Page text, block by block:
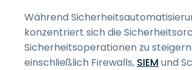
Während
konzentriert sich die
Sicherheitsoperationen zu
einschließlich Firewalls, SIEM und